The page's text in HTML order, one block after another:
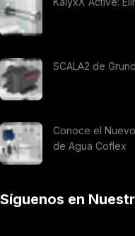
SCALA2 de
Conoce el
de Agua Coflex
Síguenos en